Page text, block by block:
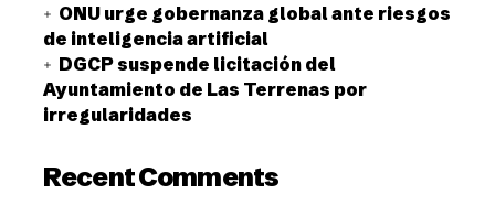
ONU urge gobernanza global ante riesgos
de inteligencia artificial
DGCP suspende licitación del
Ayuntamiento de Las Terrenas por
irregularidades
Recent Comments